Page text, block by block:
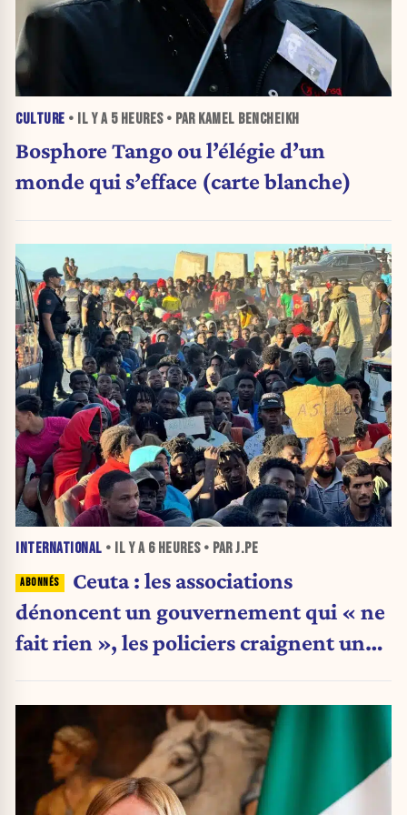
CULTURE • IL Y A 5 HEURES• PAR KAMEL BENCHEIKH
Bosphore Tango ou l’élégie d’un
monde qui s’efface (carte blanche)
INTERNATIONAL • IL Y A 6 HEURES• PAR J.PE
Ceuta : les associations
dénoncent un gouvernement qui « ne
fait rien », les policiers craignent une